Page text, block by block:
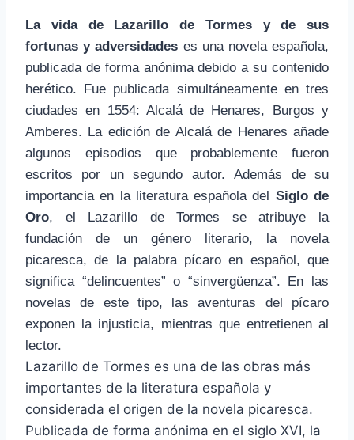
La vida de Lazarillo de Tormes y de sus
fortunas y adversidades es una novela española,
publicada de forma anónima debido a su contenido
herético. Fue publicada simultáneamente en tres
ciudades en 1554: Alcalá de Henares, Burgos y
Amberes. La edición de Alcalá de Henares añade
algunos episodios que probablemente fueron
escritos por un segundo autor. Además de su
importancia en la literatura española del Siglo de
Oro, el Lazarillo de Tormes se atribuye la
fundación de un género literario, la novela
picaresca, de la palabra pícaro en español, que
significa “delincuentes” o “sinvergüenza”. En las
novelas de este tipo, las aventuras del pícaro
exponen la injusticia, mientras que entretienen al
lector.
Lazarillo de Tormes es una de las obras más
importantes de la literatura española y
considerada el origen de la novela picaresca.
Publicada de forma anónima en el siglo XVI, la